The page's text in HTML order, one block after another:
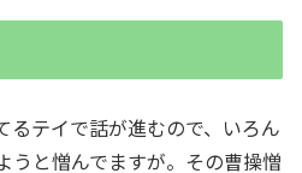
テイで話が進むので、いろん
うと憎んでますが。その曹操憎